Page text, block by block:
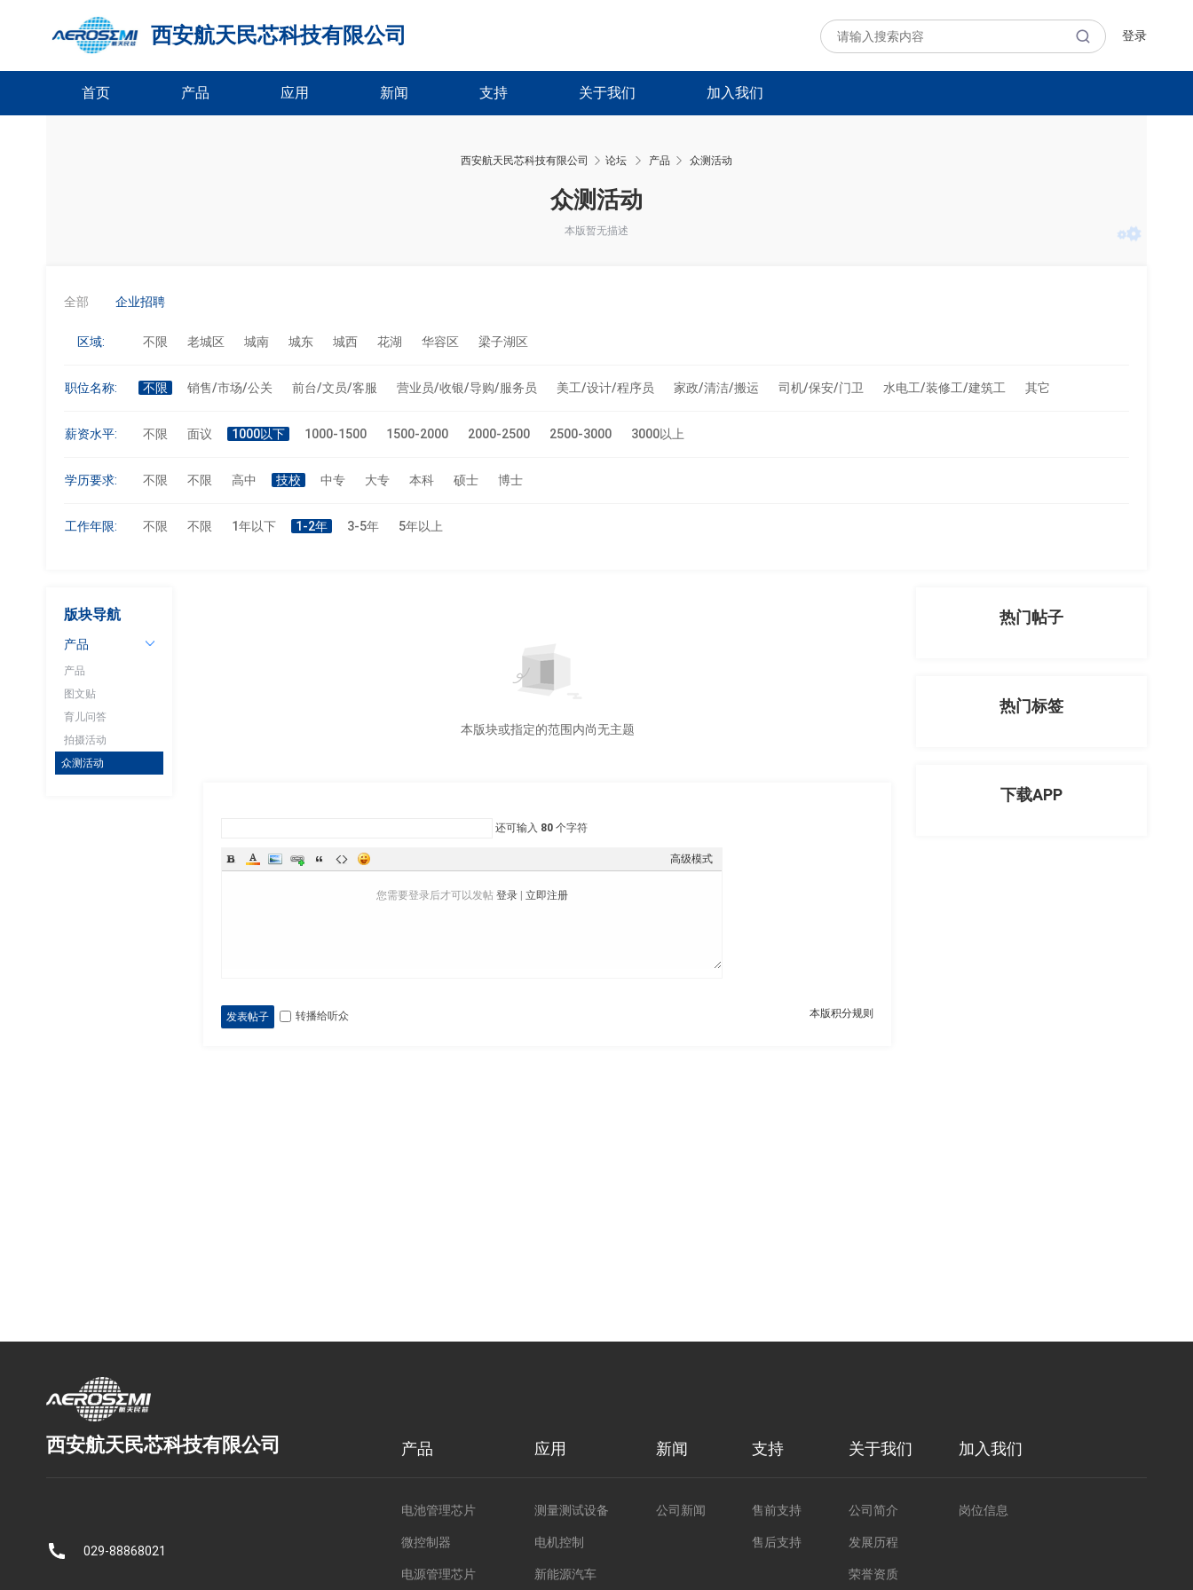
西安航天民芯科技有限公司 登录
首页 产品 应用 新闻 支持 关于我们 加入我们
西安航天民芯科技有限公司 论坛
›
产品 众测活动
众测活动
本版暂无描述
全部 企业招聘
区域: 不限 老城区 城南 城东 城西 花湖 华容区 梁子湖区
职位名称: 不限 销售/市场/公关 前台/文员/客服 营业员/收银/导购/服务员 美工/设计/程序员 家政/清洁/搬运 司机/保安/门卫 水电工/装修工/建筑工 其它
薪资水平: 不限 面议 1000以下 1000-1500 1500-2000 2000-2500 2500-3000 3000以上
学历要求: 不限 不限 高中 技校 中专 大专 本科 硕士 博士
工作年限: 不限 不限 1年以下 1-2年 3-5年 5年以上
版块导航
产品
产品
图文贴
育儿问答
拍摄活动
众测活动
本版块或指定的范围内尚无主题
还可输入 80 个字符
高级模式
您需要登录后才可以发帖 登录| 立即注册
本版积分规则
发表帖子 转播给听众
热门帖子
热门标签
下载APP
西安航天民芯科技有限公司
029-88868021
产品
电池管理芯片
微控制器
电源管理芯片
应用
测量测试设备
电机控制
新能源汽车
新闻
公司新闻
支持
售前支持
售后支持
关于我们
公司简介
发展历程
荣誉资质
加入我们
岗位信息